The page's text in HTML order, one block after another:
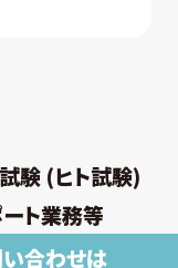
験 (ヒト試験)
ト業務等
合わせは